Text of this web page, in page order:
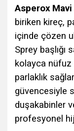
Asperox Mavi
biriken kireç,
içinde çözen
Sprey başlığı
kolayca nüfuz
parlaklık
güvencesiyle
duşakabinler
profesyonel